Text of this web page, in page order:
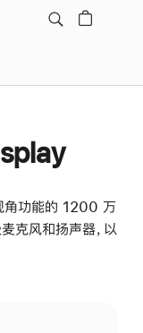
角功能的 1200 万
克风和扬声器，以